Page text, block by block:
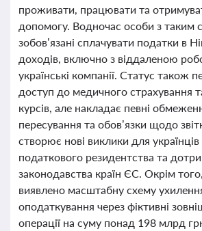
проживати, працювати та
допомогу. Водночас особи з таким
зобов’язані сплачувати податки в
доходів, включно з віддаленою
українські компанії. Статус також
доступ до медичного страхування
курсів, але накладає певні
пересування та обов’язки щодо
створює нові виклики для українців
податкового резидентства та
законодавства країн ЄС. Окрім того,
виявлено масштабну схему
оподаткування через фіктивні
операції на суму понад 198 млрд